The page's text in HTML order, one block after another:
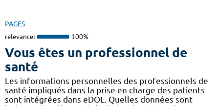
PAGES
relevance: 100%
Vous êtes un professionnel de
santé
Les informations personnelles des professionnels de
santé impliqués dans la prise en charge des patients
sont intégrées dans eDOL. Quelles données sont